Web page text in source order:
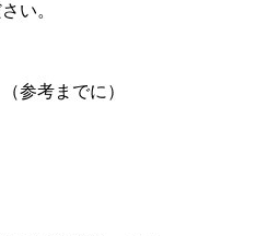
い。
参考までに）